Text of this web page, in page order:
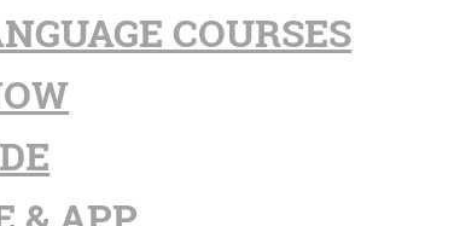
COURSES